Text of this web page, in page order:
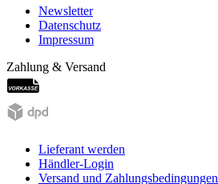
Newsletter
Datenschutz
Impressum
Zahlung & Versand
Lieferant werden
Händler-Login
Versand und Zahlungsbedingungen